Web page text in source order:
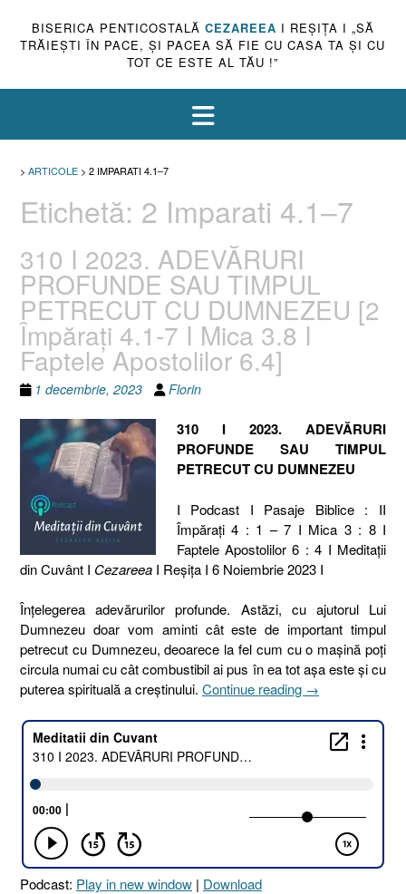
BISERICA PENTICOSTALĂ CEZAREEA I REŞIŢA I „SĂ
TRĂIEŞTI ÎN PACE, ŞI PACEA SĂ FIE CU CASA TA ŞI CU
TOT CE ESTE AL TĂU !”
> ARTICOLE > 2 IMPARATI 4.1–7
Etichetă: 2 Imparati 4.1–7
310 I 2023. ADEVĂRURI
PROFUNDE SAU TIMPUL
PETRECUT CU DUMNEZEU [2
Împărați 4.1-7 I Mica 3.8 I
Faptele Apostolilor 6.4]
1 decembrie, 2023 Florin
310 I 2023. ADEVĂRURI
PROFUNDE SAU TIMPUL
PETRECUT CU DUMNEZEU
I Podcast I Pasaje Biblice : II
Împărați 4 : 1 – 7 I Mica 3 : 8 I
Faptele Apostolilor 6 : 4 I Meditaţii
din Cuvânt I Cezareea I Reşiţa I 6 Noiembrie 2023 I
Înţelegerea adevărurilor profunde. Astăzi, cu ajutorul Lui
Dumnezeu doar vom aminti cât este de important timpul
petrecut cu Dumnezeu, deoarece la fel cum cu o mașină poți
circula numai cu cât combustibil ai pus în ea tot așa este și cu
puterea spirituală a creștinului. Continue reading „310
2023.
ADEVĂRURI
TIMPUL
PETRECUT
DUMNEZEU
→
Podcast: Play in new window | Download